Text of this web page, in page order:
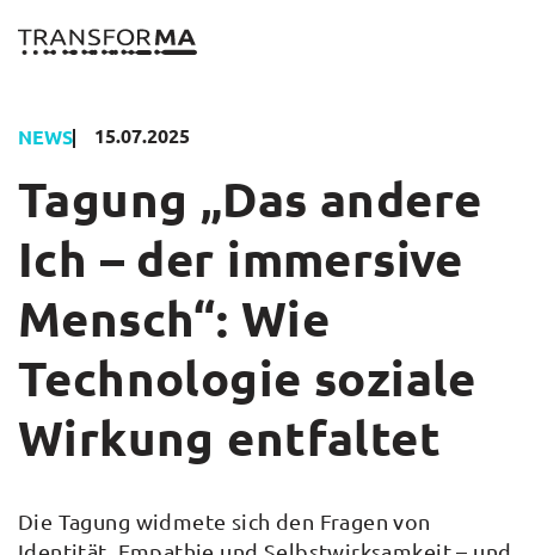
Inhalt
NEWS 15.07.2025
Tagung „Das andere
Ich – der immersive
Mensch“: Wie
Technologie soziale
Wirkung entfaltet
Die Tagung widmete sich den Fragen von